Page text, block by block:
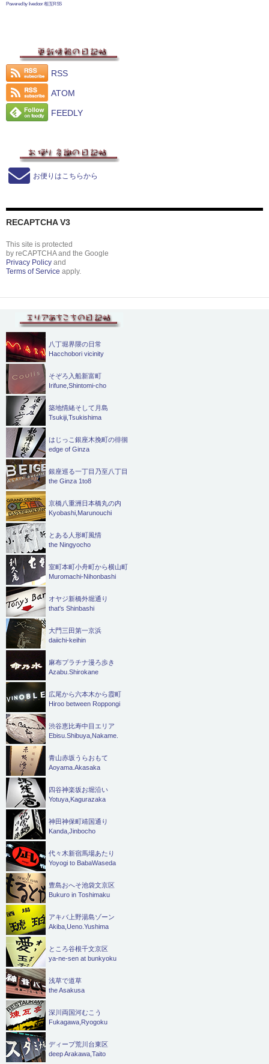
Powered by livedoor 相互RSS
RSS
ATOM
FEEDLY
お便りはこちらから
RECAPTCHA V3
This site is protected
by reCAPTCHA and the Google
Privacy Policy and
Terms of Service apply.
八丁堀界隈の日常
Hacchobori vicinity
そぞろ入船新富町
Irifune,Shintomi-cho
築地情緒そして月島
Tsukiji,Tsukishima
はじっこ銀座木挽町の徘徊
edge of Ginza
銀座巡る一丁目乃至八丁目
the Ginza 1to8
京橋八重洲日本橋丸の内
Kyobashi,Marunouchi
とある人形町風情
the Ningyocho
室町本町小舟町から横山町
Muromachi-Nihonbashi
オヤジ新橋外堀通り
that's Shinbashi
大門三田第一京浜
daiichi-keihin
麻布プラチナ漫ろ歩き
Azabu.Shirokane
広尾から六本木から霞町
Hiroo between Roppongi
渋谷恵比寿中目エリア
Ebisu.Shibuya,Nakame.
青山赤坂うらおもて
Aoyama.Akasaka
四谷神楽坂お堀沿い
Yotuya,Kagurazaka
神田神保町靖国通り
Kanda,Jinbocho
代々木新宿馬場あたり
Yoyogi to BabaWaseda
豊島おへそ池袋文京区
Bukuro in Toshimaku
アキバ上野湯島ゾーン
Akiba,Ueno.Yushima
ところ谷根千文京区
ya-ne-sen at bunkyoku
浅草で道草
the Asakusa
深川両国河むこう
Fukagawa,Ryogoku
ディープ荒川台東区
deep Arakawa,Taito